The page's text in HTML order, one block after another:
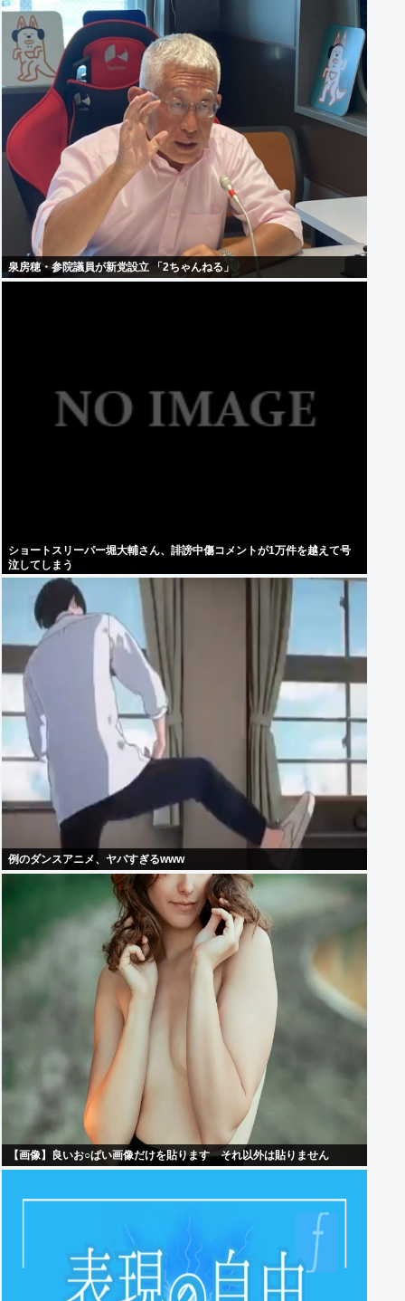
泉房穂・参院議員が新党設立 「2ちゃんねる」
ショートスリーパー堀大輔さん、誹謗中傷コメントが1万件を越えて号
泣してしまう
例のダンスアニメ、ヤバすぎるwww
【画像】良いお○ぱい画像だけを貼ります それ以外は貼りません